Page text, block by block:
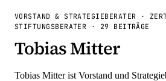
VORSTAND & STRATEGIEBERATER ·
STIFTUNGSBERATER · 29 BEITRÄGE
Tobias Mitter
Tobias Mitter ist Vorstand und